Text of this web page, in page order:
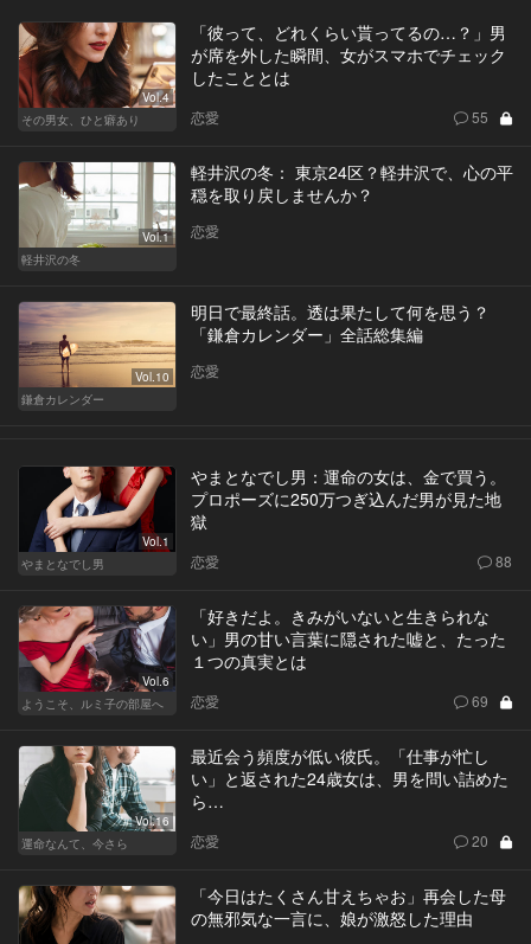
Vol.4
その男女、ひと癖あり
「彼って、どれくらい貰ってるの…？」男
が席を外した瞬間、女がスマホでチェック
したこととは
恋愛 55
Vol.1
軽井沢の冬
軽井沢の冬： 東京24区？軽井沢で、心の平
穏を取り戻しませんか？
恋愛
Vol.10
鎌倉カレンダー
明日で最終話。透は果たして何を思う？
「鎌倉カレンダー」全話総集編
恋愛
Vol.1
やまとなでし男
やまとなでし男：運命の女は、金で買う。
プロポーズに250万つぎ込んだ男が見た地
獄
恋愛 88
Vol.6
ようこそ、ルミ子の部屋へ
「好きだよ。きみがいないと生きられな
い」男の甘い言葉に隠された嘘と、たった
１つの真実とは
恋愛 69
Vol.16
運命なんて、今さら
最近会う頻度が低い彼氏。「仕事が忙し
い」と返された24歳女は、男を問い詰めた
ら…
恋愛 20
「今日はたくさん甘えちゃお」再会した母
の無邪気な一言に、娘が激怒した理由